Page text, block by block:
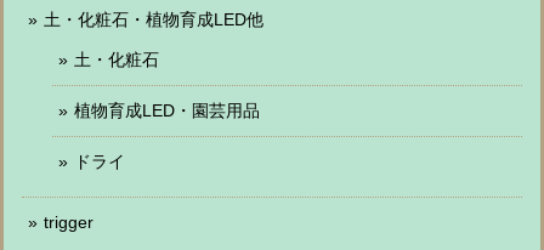
土・化粧石・植物育成LED他
土・化粧石
植物育成LED・園芸用品
ドライ
trigger